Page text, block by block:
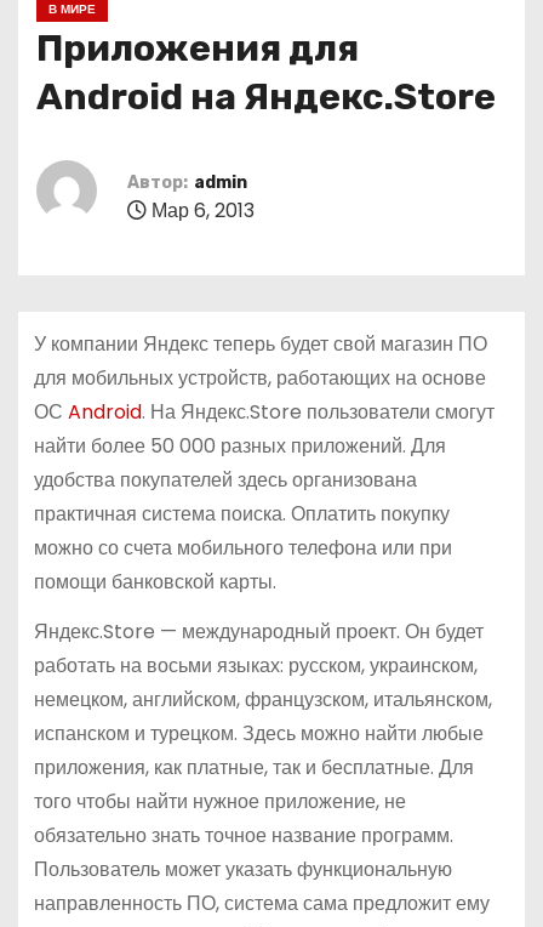
В МИРЕ
Приложения для
Android на Яндекс.Store
Автор: admin
Мар 6, 2013
У компании Яндекс теперь будет свой магазин ПО
для мобильных устройств, работающих на основе
ОС Android. На Яндекс.Store пользователи смогут
найти более 50 000 разных приложений. Для
удобства покупателей здесь организована
практичная система поиска. Оплатить покупку
можно со счета мобильного телефона или при
помощи банковской карты.
Яндекс.Store — международный проект. Он будет
работать на восьми языках: русском, украинском,
немецком, английском, французском, итальянском,
испанском и турецком. Здесь можно найти любые
приложения, как платные, так и бесплатные. Для
того чтобы найти нужное приложение, не
обязательно знать точное название программ.
Пользователь может указать функциональную
направленность ПО, система сама предложит ему